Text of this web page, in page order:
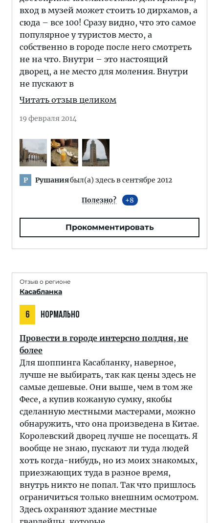
вход в музей может стоить 10 дирхамов, а
сюда – все 100! Сразу видно, что это самое
популярное у туристов место, а
собственно в городе после него смотреть
не на что. Внутри – это настоящий
дворец, а не место для моления. Внутри
не пускают в
Читать отзыв целиком
19 февраля 2014
Р Рушаниябыл(а) здесь в сентябре 2012
Полезно? 8
Прокомментировать
Отзыв о регионе
Касабланка
6 НОРМАЛЬНО
Провести в городе интерсно полдня, не
более
Для шоппинга Касабланку, наверное,
лучше не выбирать, так как цены здесь не
самые дешевые. Они выше, чем в том же
Фесе, а купив кожаную сумку, якобы
сделанную местными мастерами, можно
обнаружить, что она произведена в Китае.
Королевский дворец лучше не посещать. Я
вообще не знаю, пускают ли туда людей
хоть когда-нибудь, но из моих знакомых,
приезжающих туда в разное время,
внутрь никто не попал. Так что пришлось
ограничиться только внешним осмотром.
Здесь охраняют здание местные